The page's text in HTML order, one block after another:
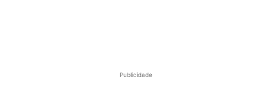
Publicidade